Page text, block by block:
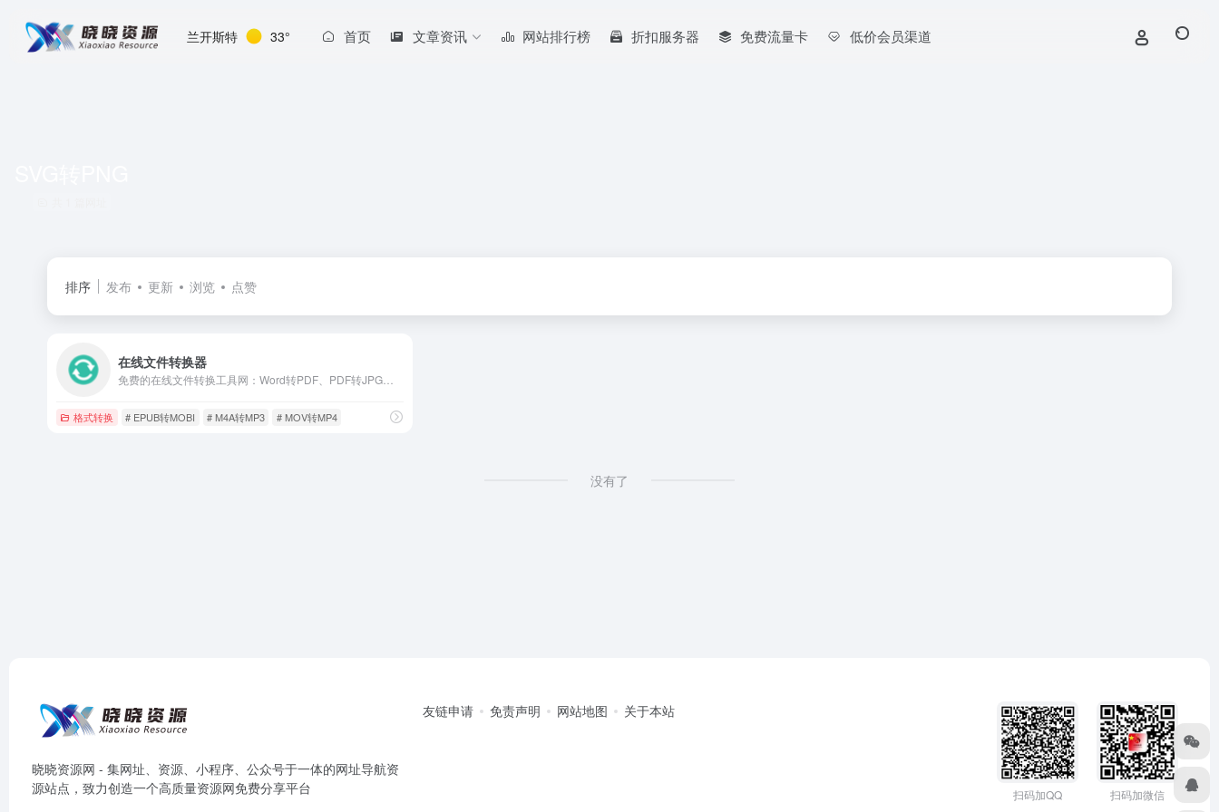
兰开斯特 33° 首页 文章资讯 网站排行榜 折扣服务器 免费流量卡 低价会员渠道
排序 发布 更新 浏览 点赞
在线文件转换器
格式转换 # EPUB转MOBI # M4A转MP3 # MOV转MP4
没有了
晓晓资源网 - 集网址、资源、小程序、公众号于一体的网址导航资
源站点，致力创造一个高质量资源网免费分享平台
友链申请 免责声明 网站地图 关于本站
扫码加QQ 扫码加微信